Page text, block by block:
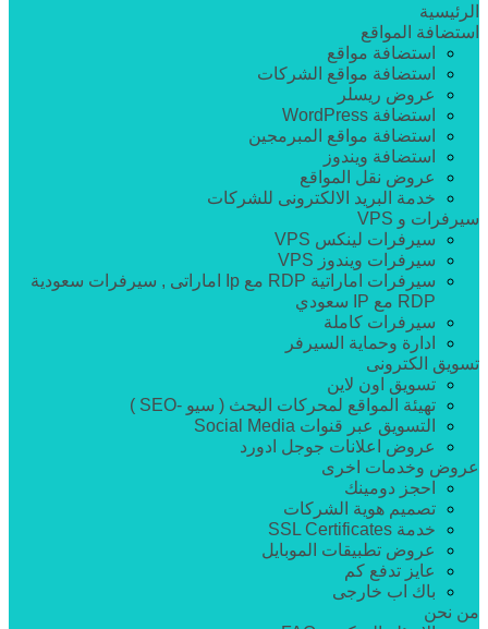
الرئيسية
استضافة المواقع
استضافة مواقع
استضافة مواقع الشركات
عروض ريسلر
استضافة WordPress
استضافة مواقع المبرمجين
استضافة ويندوز
عروض نقل المواقع
خدمة البريد الالكترونى للشركات
سيرفرات و VPS
سيرفرات لينكس VPS
سيرفرات ويندوز VPS
سيرفرات اماراتية RDP مع Ip اماراتى , سيرفرات سعودية
RDP مع IP سعودي
سيرفرات كاملة
ادارة وحماية السيرفر
تسويق الكترونى
تسويق اون لاين
تهيئة المواقع لمحركات البحث ( سيو -SEO )
التسويق عبر قنوات Social Media
عروض اعلانات جوجل ادورد
عروض وخدمات اخرى
احجز دومينك
تصميم هوية الشركات
خدمة SSL Certificates
عروض تطبيقات الموبايل
عايز تدفع كم
باك اب خارجى
من نحن